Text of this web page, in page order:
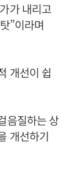
가 내리고
”이라며
개선이 쉽
음질하는 상
개선하기